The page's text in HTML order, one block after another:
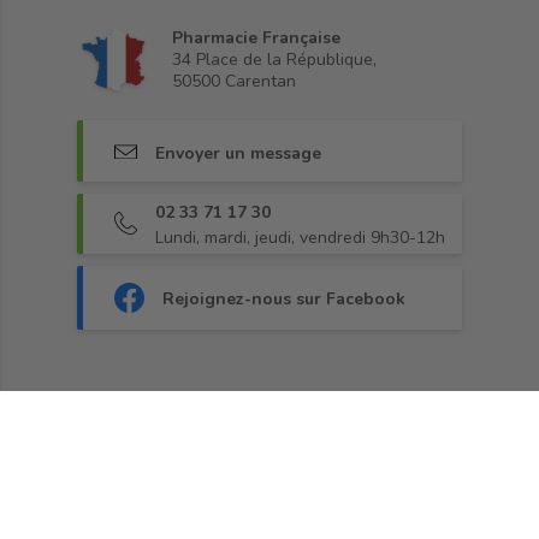
Pharmacie Française
34 Place de la République,
50500 Carentan
Envoyer un message
02 33 71 17 30
Lundi, mardi, jeudi, vendredi 9h30-12h
Rejoignez-nous sur Facebook
Fidélité • Paiement sécurisé • Livraison • CGV •